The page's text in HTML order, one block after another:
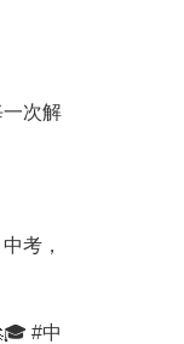
次解
考，
#中